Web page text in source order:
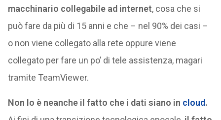
macchinario collegabile ad internet, cosa che si
può fare da più di 15 anni e che – nel 90% dei casi –
o non viene collegato alla rete oppure viene
collegato per fare un po’ di tele assistenza, magari
tramite TeamViewer.
Non lo è neanche il fatto che i dati siano in cloud.